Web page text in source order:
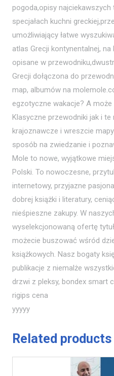
pogoda,opisy
specjałach kuchni
umożliwiający łatwe
atlas Grecji kontynentalnej,
opisane w
Grecji dołączona do
map, albumów na
egzotyczne wakacje? A może
Klasyczne przewodniki jak i
krajoznawcze i wreszcie
sposób na zwiedzanie i
Mole to nowe, wyjątkowe
Polski. To nowoczesne,
internetowy, przyjazne
dobrej książki i literatury,
nieśpieszne zakupy. W
wyselekcjonowaną ofertę
możecie buszować wśród
książkowych. Nasz bogaty
publikacje z niemalże
drzwi z pleksy, bondex smart
rigips cena
yyyyy
Related products